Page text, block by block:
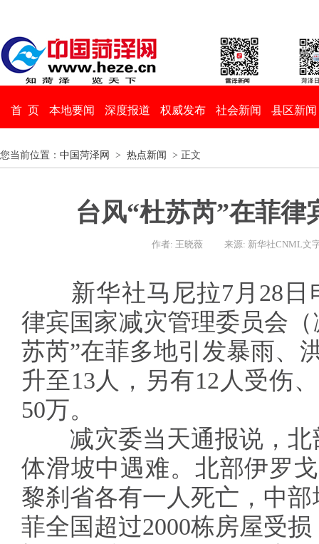
首 页 本地要闻 深度报道 权威发布 社会新闻 县区新闻
您当前位置： 中国菏泽网 > 热点新闻 > 正文
台风“杜苏芮”在菲律
作者: 王晓薇 来源: 新华社CNML文
新华社马尼拉7月28日
律宾国家减灾管理委员会
苏芮”在菲多地引发暴雨、
升至13人，另有12人受伤
50万。
减灾委当天通报说，北
体滑坡中遇难。北部伊罗
黎刹省各有一人死亡，中
菲全国超过2000栋房屋受